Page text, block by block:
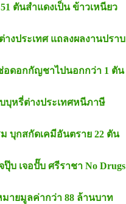
ตันสำแดงเป็น ข้าวเหนียว
งประเทศ แถลงผลงานปราบ
ดอกกัญชาไปนอกกว่า 1 ตัน
บุหรี่ต่างประเทศหนีภาษี
บุกสกัดเคมีอันตราย 22 ตัน
บ เจอปั๊บ ศรีราชา No Drugs
ายมูลค่ากว่า 88 ล้านบาท